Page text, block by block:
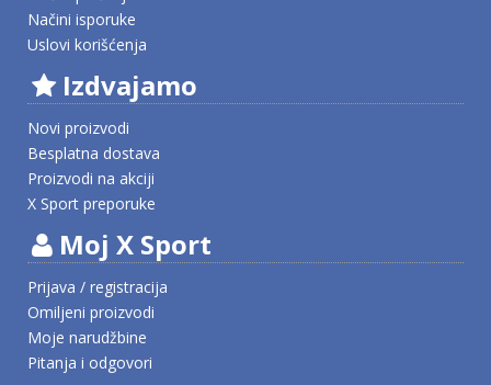
Načini isporuke
Uslovi korišćenja
Izdvajamo
Novi proizvodi
Besplatna dostava
Proizvodi na akciji
X Sport preporuke
Moj X Sport
Prijava / registracija
Omiljeni proizvodi
Moje narudžbine
Pitanja i odgovori